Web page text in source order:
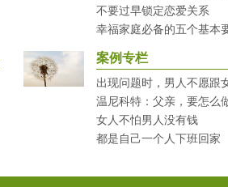
不要过早锁定恋爱关系
幸福家庭必备的五个基本
案例专栏
温尼科特：父亲，要怎么
女人不怕男人没有钱
都是自己一个人下班回家